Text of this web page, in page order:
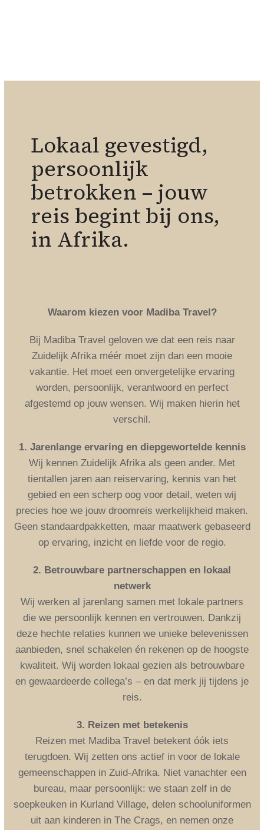
Lokaal gevestigd,
persoonlijk
betrokken – jouw
reis begint bij ons,
in Afrika.
Waarom kiezen voor Madiba Travel?
Bij Madiba Travel geloven we dat een reis naar
Zuidelijk Afrika méér moet zijn dan een mooie
vakantie. Het moet een onvergetelijke ervaring
worden, persoonlijk, verantwoord en perfect
afgestemd op jouw wensen. Wij maken hierin het
verschil.
1. Jarenlange ervaring en diepgewortelde kennis
Wij kennen Zuidelijk Afrika als geen ander. Met
tientallen jaren aan reiservaring, kennis van het
gebied en een scherp oog voor detail, weten wij
precies hoe we jouw droomreis werkelijkheid maken.
Geen standaardpakketten, maar maatwerk gebaseerd
op ervaring, inzicht en liefde voor de regio.
2. Betrouwbare partnerschappen en lokaal
netwerk
Wij werken al jarenlang samen met lokale partners
die we persoonlijk kennen en vertrouwen. Dankzij
deze hechte relaties kunnen we unieke belevenissen
aanbieden, snel schakelen én rekenen op de hoogste
kwaliteit. Wij worden lokaal gezien als betrouwbare
en gewaardeerde collega’s – en dat merk jij tijdens je
reis.
3. Reizen met betekenis
Reizen met Madiba Travel betekent óók iets
terugdoen. Wij zetten ons actief in voor de lokale
gemeenschappen in Zuid-Afrika. Niet vanachter een
bureau, maar persoonlijk: we staan zelf in de
soepkeuken in Kurland Village, delen schooluniformen
uit aan kinderen in The Crags, en nemen onze